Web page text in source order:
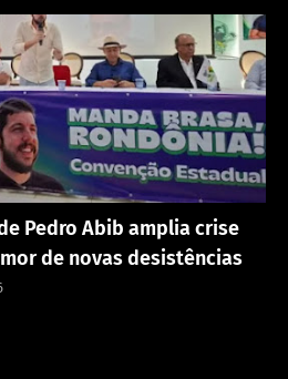
Pedro Abib amplia crise
de novas desistências